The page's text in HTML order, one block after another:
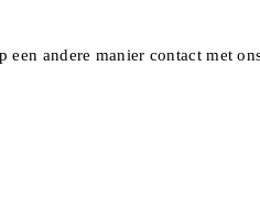
andere manier contact met